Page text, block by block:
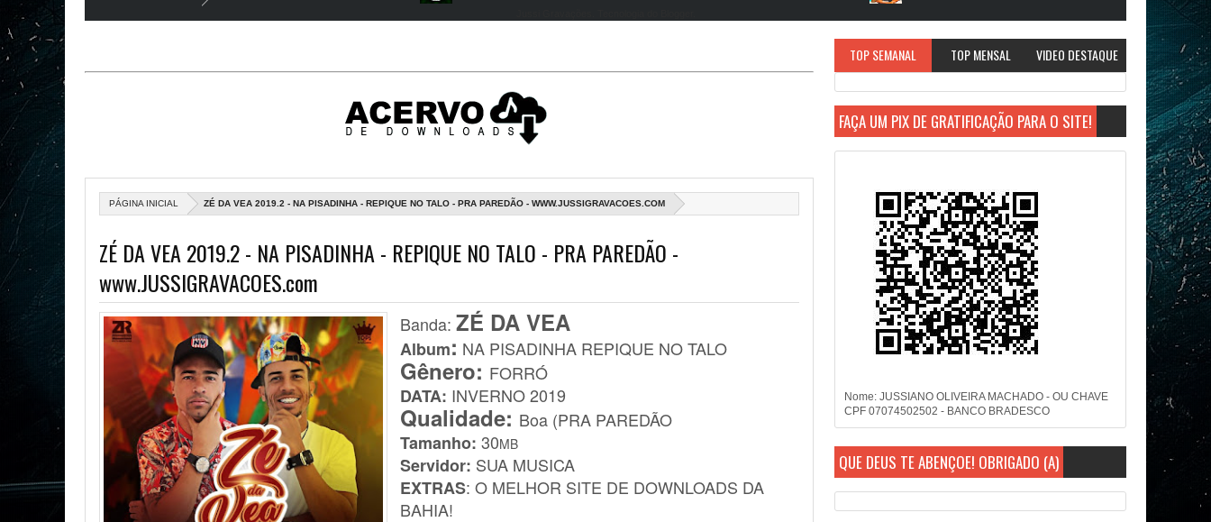
- JUSSIGRAVACOES.com NATANZINHO LIMA - NA LIGA EM SAMPA - CD NOVO LANÇAMENTO - JUSSIGRAVACOES.com
PÁGINA INICIAL ZÉ DA VEA 2019.2 - NA PISADINHA - REPIQUE NO TALO - PRA PAREDÃO - WWW.JUSSIGRAVACOES.COM
ZÉ DA VEA 2019.2 - NA PISADINHA - REPIQUE NO TALO - PRA PAREDÃO -
www.JUSSIGRAVACOES.com
Banda: ZÉ DA VEA
Album: NA PISADINHA REPIQUE NO TALO
Gênero: FORRÓ
DATA: INVERNO2019
Qualidade: Boa (PRA PAREDÃO
Tamanho: 30MB
Servidor: SUA MUSICA
EXTRAS: O MELHOR SITE DE DOWNLOADS DA
BAHIA!
TOP SEMANAL TOP MENSAL VIDEO DESTAQUE
FAÇA UM PIX DE GRATIFICAÇÃO PARA O SITE!
Nome: JUSSIANO OLIVEIRA MACHADO - OU CHAVE
CPF 07074502502 - BANCO BRADESCO
QUE DEUS TE ABENÇOE! OBRIGADO (A)